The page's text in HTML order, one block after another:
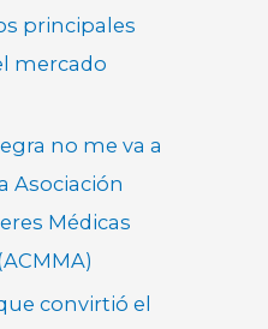
principales
mercado
no me va a
Asociación
Médicas
convirtió el